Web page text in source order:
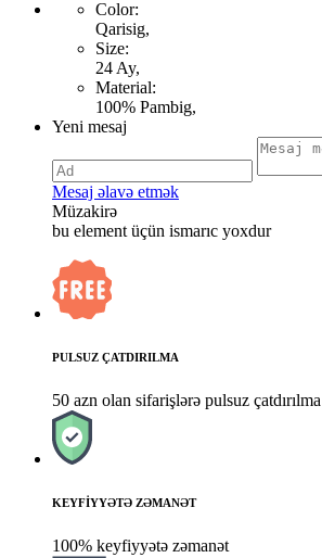
Color:
Qarisig,
Size:
24 Ay,
Material:
100% Pambig,
Yeni mesaj
Mesaj əlavə etmək
Müzakirə
bu element üçün ismarıc yoxdur
PULSUZ ÇATDIRILMA
50 azn olan sifarişlərə pulsuz çatdırılma
KEYFİYYƏTƏ ZƏMANƏT
100% keyfiyyətə zəmanət